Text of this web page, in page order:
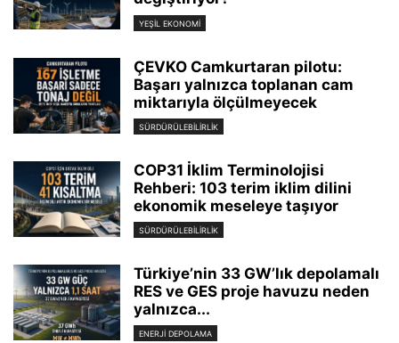
YEŞIL EKONOMI
ÇEVKO Camkurtaran pilotu:
Başarı yalnızca toplanan cam
miktarıyla ölçülmeyecek
SÜRDÜRÜLEBILIRLIK
COP31 İklim Terminolojisi
Rehberi: 103 terim iklim dilini
ekonomik meseleye taşıyor
SÜRDÜRÜLEBILIRLIK
Türkiye’nin 33 GW’lık depolamalı
RES ve GES proje havuzu neden
yalnızca...
ENERJI DEPOLAMA